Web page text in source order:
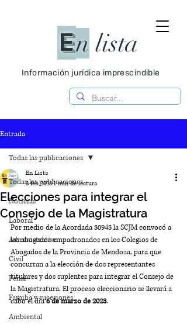
En lista
Información jurídica imprescindible
Entrada
Todas las publicaciones
Noticias
Laboral
Administrativo
Civil
Penal
Familia y sucesiones
Ambiental
Todas las publicaciones
Elecciones para integrar el
Consejo de la Magistratura
En Lista
3 feb 20231 min de lectura
Por medio de la Acordada 30943 la SCJM convocó a
los abogados empadronados en los Colegios de
Abogados de la Provincia de Mendoza, para que
concurran a la elección de dos representantes
titulares y dos suplentes para integrar el Consejo de
la Magistratura. El proceso eleccionario se llevará a
cabo el día 6 de marzo de 2023.